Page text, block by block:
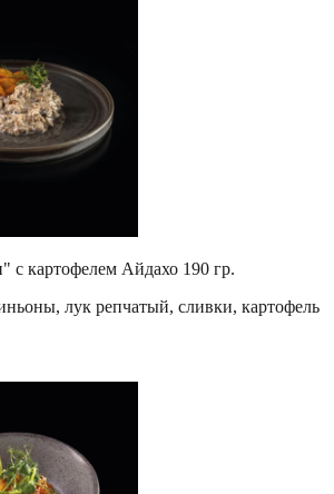
картофелем Айдахо 190 гр.
лук репчатый, сливки, картофель